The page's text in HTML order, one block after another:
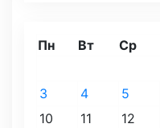
Пн Вт Ср
3
4 5
10
11 12